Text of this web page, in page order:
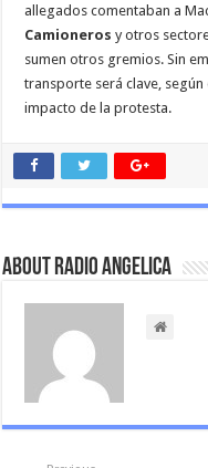
allegados comentaban a
Camioneros y otros
sumen otros gremios. Sin
transporte será clave,
impacto de la protesta.
About Radio Angelica